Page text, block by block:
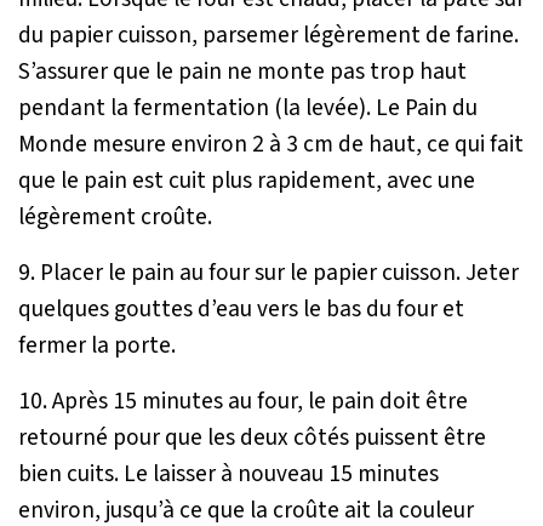
du papier cuisson, parsemer légèrement de farine.
S’assurer que le pain ne monte pas trop haut
pendant la fermentation (la levée). Le Pain du
Monde mesure environ 2 à 3 cm de haut, ce qui fait
que le pain est cuit plus rapidement, avec une
légèrement croûte.
9. Placer le pain au four sur le papier cuisson. Jeter
quelques gouttes d’eau vers le bas du four et
fermer la porte.
10. Après 15 minutes au four, le pain doit être
retourné pour que les deux côtés puissent être
bien cuits. Le laisser à nouveau 15 minutes
environ, jusqu’à ce que la croûte ait la couleur